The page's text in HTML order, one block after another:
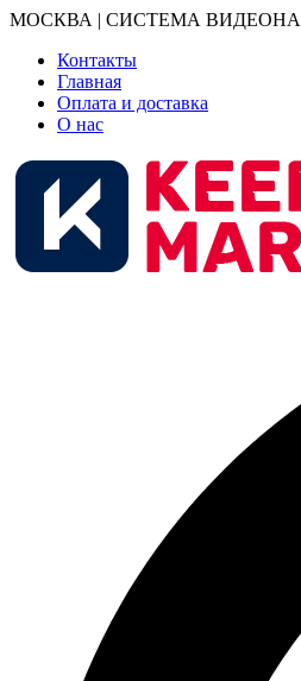
МОСКВА | СИСТЕМА
Контакты
Главная
Оплата и доставка
О нас